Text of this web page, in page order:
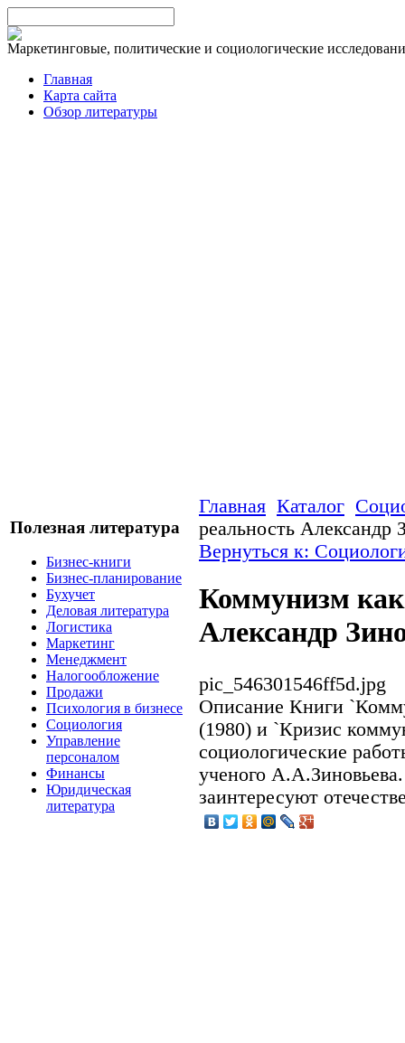
Маркетинговые, политические и социологические
Главная
Карта сайта
Обзор литературы
Полезная литература
Бизнес-книги
Бизнес-планирование
Бухучет
Деловая литература
Логистика
Маркетинг
Менеджмент
Налогообложение
Продажи
Психология в бизнесе
Социология
Управление
персоналом
Финансы
Юридическая
литература
Главная Каталог
реальность Александр
Вернуться к:
Коммунизм как
Александр
pic_546301546ff5d.jpg
Описание Книги
(1980) и `Кризис
социологические
ученого
заинтересуют